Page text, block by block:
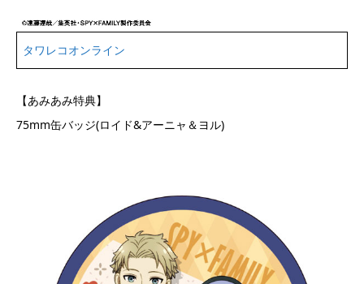
タワレコオンライン
【あみあみ特典】
75mm缶バッジ(ロイド&アーニャ＆ヨル)